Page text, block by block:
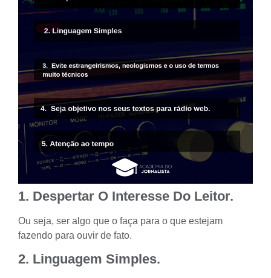
1. Despertar O Interesse Do Leitor.
Ou seja, ser algo que o faça para o que estejam
fazendo para ouvir de fato.
2. Linguagem Simples.